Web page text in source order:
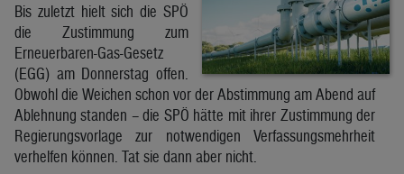
Bis zuletzt hielt sich die SPÖ
die Zustimmung zum
Erneuerbaren-Gas-Gesetz
(EGG) am Donnerstag offen.
Obwohl die Weichen schon vor der Abstimmung am Abend auf
Ablehnung standen – die SPÖ hätte mit ihrer Zustimmung der
Regierungsvorlage zur notwendigen Verfassungsmehrheit
verhelfen können. Tat sie dann aber nicht.